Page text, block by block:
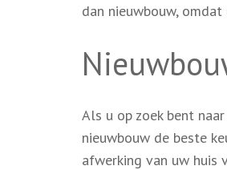
dan nieuwbouw,
Als u op zoek bent
nieuwbouw de beste
afwerking van uw huis